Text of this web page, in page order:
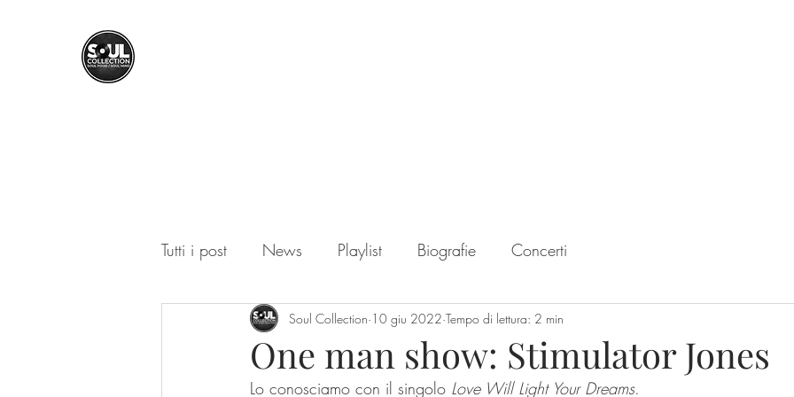
Tutti i post News Playlist Biografie Concerti
One man show: Stimulator Jones
Soul Collection 10 giu 2022 Tempo di lettura: 2 min
Lo conosciamo con il singolo Love Will Light Your Dreams.